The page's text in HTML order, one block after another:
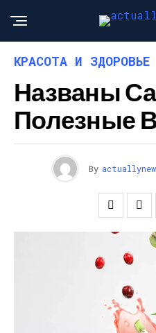
КРАСОТА И ЗДОРОВЬЕ
Названы
Полезные
By